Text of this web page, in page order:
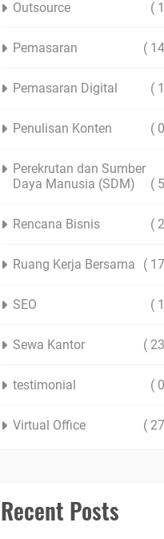
Outsource (
Pemasaran (
Pemasaran Digital (
Penulisan Konten (
Perekrutan dan Sumber
Daya Manusia (SDM)
(
Rencana Bisnis (
Ruang Kerja Bersama (
SEO (
Sewa Kantor (
testimonial (
Virtual Office (
Recent Posts